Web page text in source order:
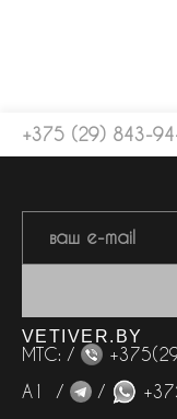
+375 (29) 843-
VETIVER.BY
МТС: /
А1 /
/